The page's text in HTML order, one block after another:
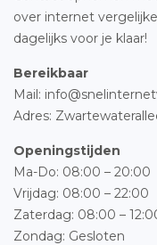
over internet
dagelijks voor je klaar!
Bereikbaar
Mail:
Adres:
Openingstijden
Ma-Do: 08:00 – 20:00
Vrijdag: 08:00 – 22:00
Zaterdag: 08:00 –
Zondag: Gesloten